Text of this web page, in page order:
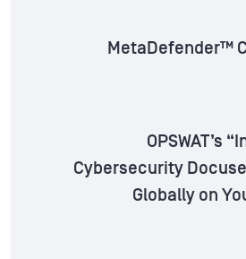
OPSWAT’s
Cybersecurity
Globally on